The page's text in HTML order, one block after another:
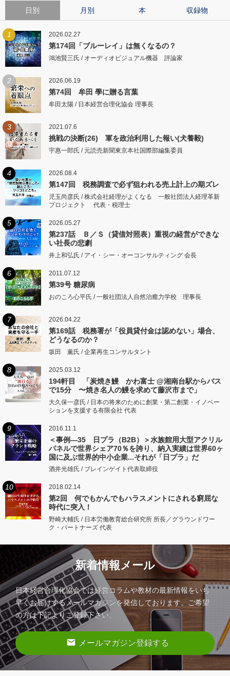
日別 月別 本 収録物
1 2026.02.27
第174回「ブルーレイ」は無くなるの？
鴻池賢三氏 / オーディオビジュアル機器 評論家
2 2026.06.19
第74回 牟田 學に贈る言葉
牟田太陽 / 日本経営合理化協会 理事長
3 2021.07.6
挑戦の決断(26) 軍を政治利用した報い(犬養毅)
宇惠一郎氏 / 元読売新聞東京本社国際部編集委員
4 2026.08.4
第147回 税務調査で必ず狙われる売上計上の期ズレ
児玉尚彦氏 / 株式会社経理がよくなる 一般社団法人経理革新
プロジェクト 代表・税理士
5 2026.05.27
第237話 Ｂ／Ｓ（貸借対照表）重視の経営ができな
い社長の悲劇
井上和弘氏 / アイ・シー・オーコンサルティング 会長
6 2011.07.12
第39号 糖尿病
おのころ心平氏 / 一般社団法人自然治癒力学校 理事長
7 2026.04.22
第169話 税務署が「役員貸付金は認めない」場合、
どうなるのか？
坂田 薫氏 / 企業再生コンサルタント
8 2025.03.12
194軒目 「炭焼き鰻 かわ富士 @湘南台駅からバス
で15分 〜焼き名人の鰻を求めて藤沢市まで」
大久保一彦氏 / 日本の将来のために創業・第二創業・イノベー
ションを支援する有限会社 代表
9 2016.11.1
＜事例―35 日プラ（B2B）＞水族館用大型アクリル
パネルで世界シェア70％を誇り、納入実績は世界60ヶ
国に及ぶ世界的中小企業...それが「日プラ」だ
酒井光雄氏 / ブレインゲイト代表取締役
10 2018.02.14
第2回 何でもかんでもハラスメントにされる窮屈な
時代に突入！
野崎大輔氏 / 日本労働教育総合研究所 所長／グラウンドワー
ク・パートナーズ 代表
新着情報メール
日本経営合理化協会では経営コラムや教材の最新情報をいち
早くお届けするメールマガジンを発信しております。ご希望
の方は下記よりご登録下さい。
email メールマガジン登録する